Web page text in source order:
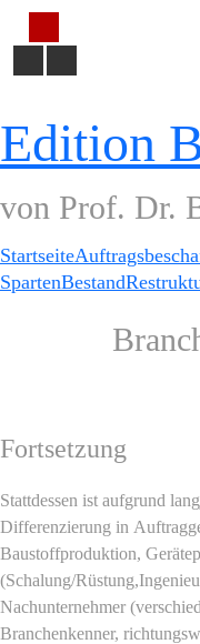
Edition
von Prof. Dr.
Startseite
SpartenBestand
Fortsetzung
Stattdessen ist aufgrund
Differenzierung in
Baustoffproduktion,
(Schalung/
Nachunternehmer
Branchenkenner,